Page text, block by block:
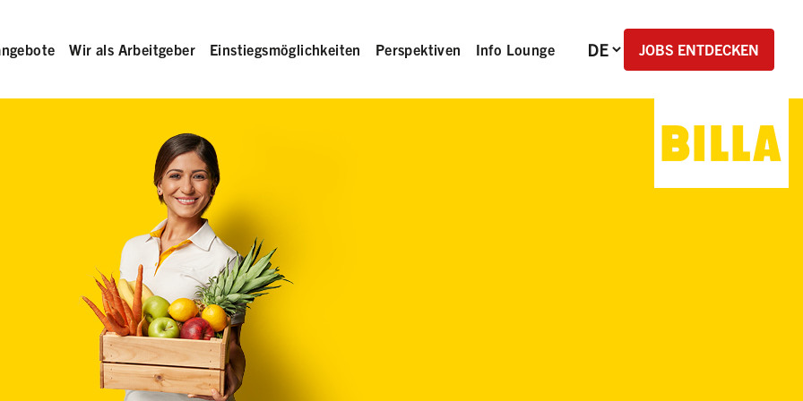
Wir als Arbeitgeber Einstiegsmöglichkeiten Perspektiven Info Lounge JOBS ENTDECKEN